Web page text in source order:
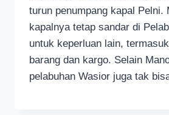
turun penumpang kapal Pelni.
kapalnya tetap sandar di
untuk keperluan lain,
barang dan kargo. Selain
pelabuhan Wasior juga tak